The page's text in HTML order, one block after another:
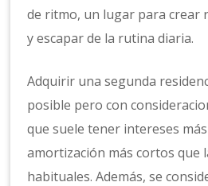
de ritmo, un lugar para crear
y escapar de la rutina diaria.
Adquirir una segunda
posible pero con
que suele tener intereses
amortización más cortos que
habituales. Además, se